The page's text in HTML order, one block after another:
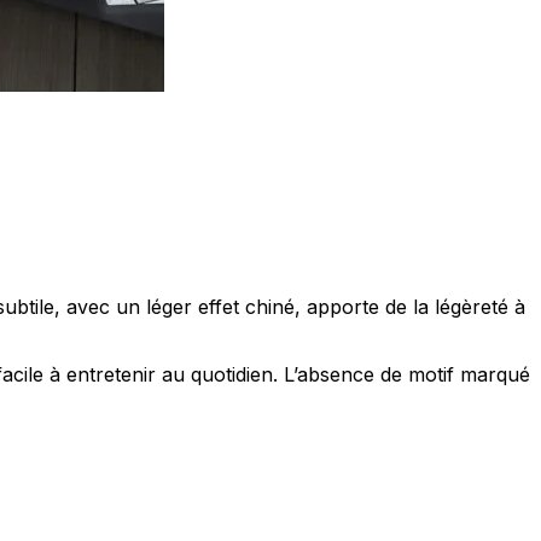
avec un léger effet chiné, apporte de la légèreté à
à entretenir au quotidien. L’absence de motif marqué
sans eux. Ces cookies
le fonctionnement du site,